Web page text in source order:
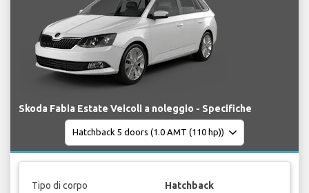
Skoda Fabia Estate Veicoli a noleggio - Specifiche
Tipo di corpo Hatchback